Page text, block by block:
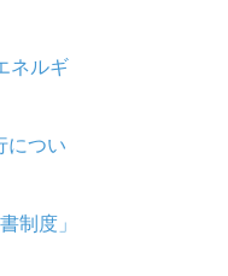
ネルギ
につい
制度」